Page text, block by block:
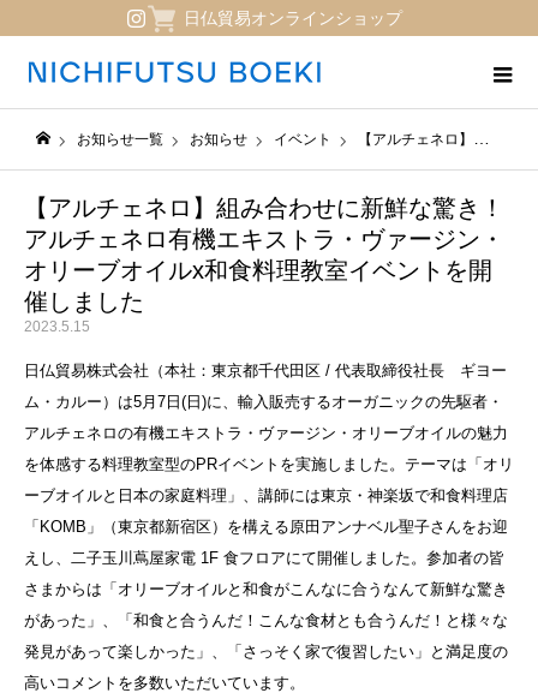
日仏貿易オンラインショップ
お知らせ一覧 お知らせ イベント 【アルチェネロ】組み合わせに新鮮な驚き！アルチェネロ有機エキストラ・ヴァージン・オリーブオイルx和食料理教室イベントを開催しました
【アルチェネロ】組み合わせに新鮮な驚き！
アルチェネロ有機エキストラ・ヴァージン・
オリーブオイルx和食料理教室イベントを開
催しました
2023.5.15
日仏貿易株式会社（本社：東京都千代田区 / 代表取締役社長 ギヨー
ム・カルー）は5月7日(日)に、輸入販売するオーガニックの先駆者・
アルチェネロの有機エキストラ・ヴァージン・オリーブオイルの魅力
を体感する料理教室型のPRイベントを実施しました。テーマは「オリ
ーブオイルと日本の家庭料理」、講師には東京・神楽坂で和食料理店
「KOMB」（東京都新宿区）を構える原田アンナベル聖子さんをお迎
えし、二子玉川蔦屋家電 1F 食フロアにて開催しました。参加者の皆
さまからは「オリーブオイルと和食がこんなに合うなんて新鮮な驚き
があった」、「和食と合うんだ！こんな食材とも合うんだ！と様々な
発見があって楽しかった」、「さっそく家で復習したい」と満足度の
高いコメントを多数いただいています。